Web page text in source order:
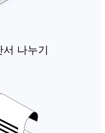
나누기